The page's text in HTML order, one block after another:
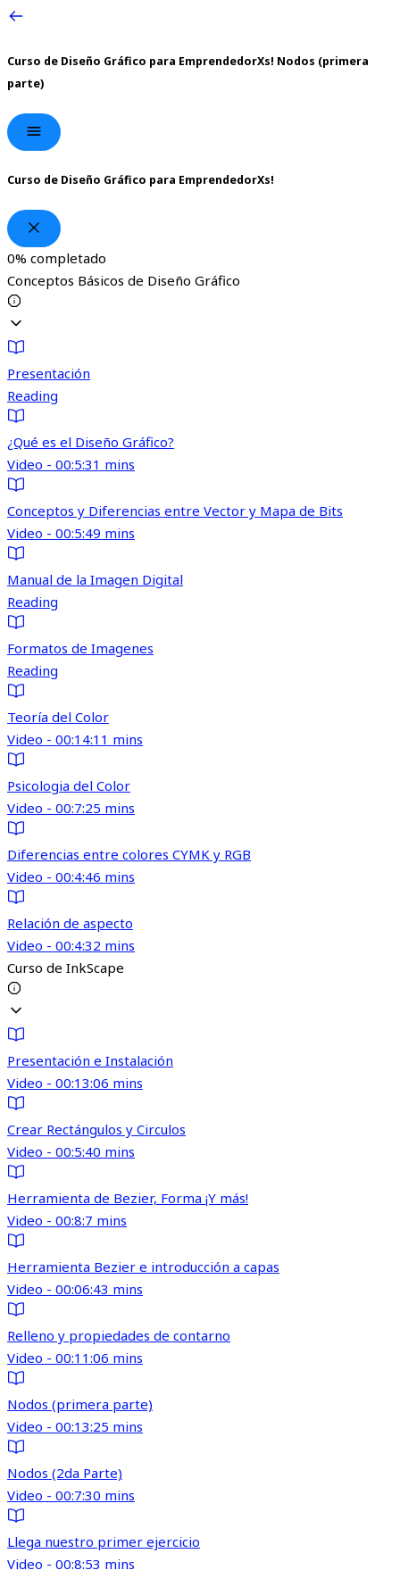
Curso de Diseño Gráfico para EmprendedorXs! Nodos (primera
parte)
Curso de Diseño Gráfico para EmprendedorXs!
0% completado
Conceptos Básicos de Diseño Gráfico
Presentación
Reading
¿Qué es el Diseño Gráfico?
Video - 00:5:31 mins
Conceptos y Diferencias entre Vector y Mapa de Bits
Video - 00:5:49 mins
Manual de la Imagen Digital
Reading
Formatos de Imagenes
Reading
Teoría del Color
Video - 00:14:11 mins
Psicologia del Color
Video - 00:7:25 mins
Diferencias entre colores CYMK y RGB
Video - 00:4:46 mins
Relación de aspecto
Video - 00:4:32 mins
Curso de InkScape
Presentación e Instalación
Video - 00:13:06 mins
Crear Rectángulos y Circulos
Video - 00:5:40 mins
Herramienta de Bezier, Forma ¡Y más!
Video - 00:8:7 mins
Herramienta Bezier e introducción a capas
Video - 00:06:43 mins
Relleno y propiedades de contarno
Video - 00:11:06 mins
Nodos (primera parte)
Video - 00:13:25 mins
Nodos (2da Parte)
Video - 00:7:30 mins
Llega nuestro primer ejercicio
Video - 00:8:53 mins